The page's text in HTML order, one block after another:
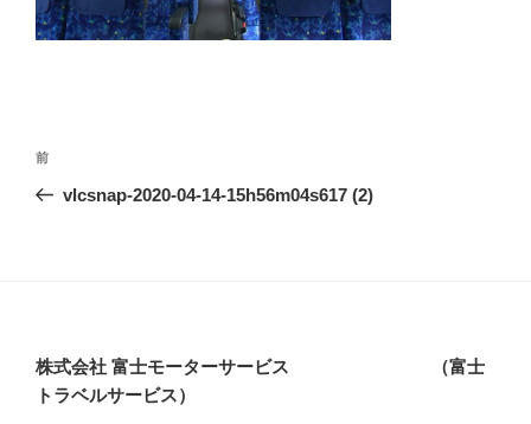
投
ョ
ン
前
の
前
vlcsnap-2020-04-14-15h56m04s617 (2)
株式会社 富士モーターサービス （富士
トラベルサービス）